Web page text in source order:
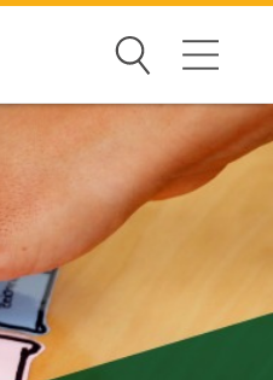
Suchen